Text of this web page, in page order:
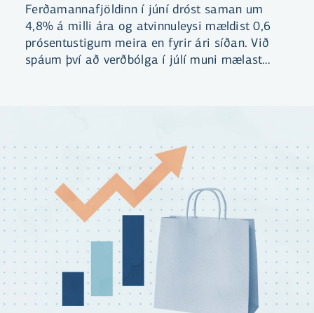
Ferðamannafjöldinn í júní dróst saman um
4,8% á milli ára og atvinnuleysi mældist 0,6
prósentustigum meira en fyrir ári síðan. Við
spáum því að verðbólga í júlí muni mælast